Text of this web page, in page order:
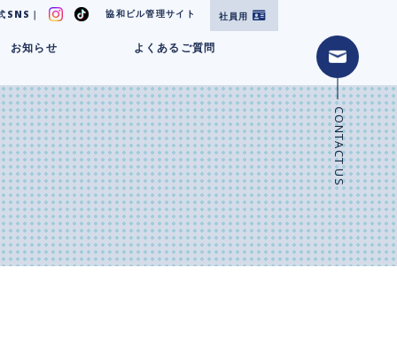
SNS｜ 協和ビル管理サイト 社員用
お知らせ よくあるご質問